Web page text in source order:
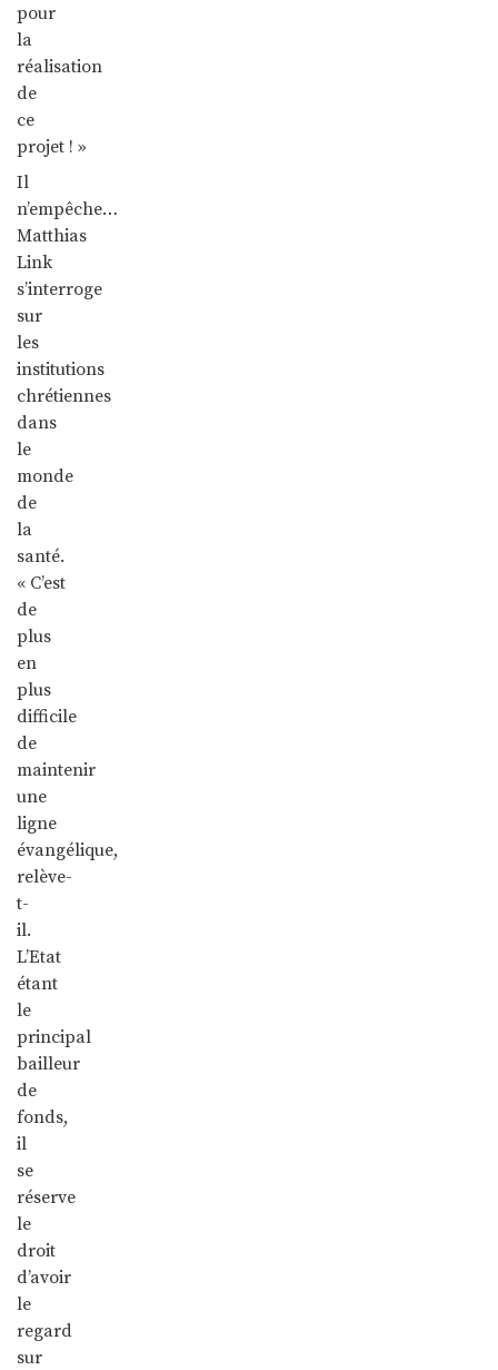
pour
la
réalisation
de
ce
projet ! »
Il
n’empêche…
Matthias
Link
s’interroge
sur
les
institutions
chrétiennes
dans
le
monde
de
la
santé.
« C’est
de
plus
en
plus
difficile
de
maintenir
une
ligne
évangélique,
relève-
t-
il.
L’Etat
étant
le
principal
bailleur
de
fonds,
il
se
réserve
le
droit
d’avoir
le
regard
sur